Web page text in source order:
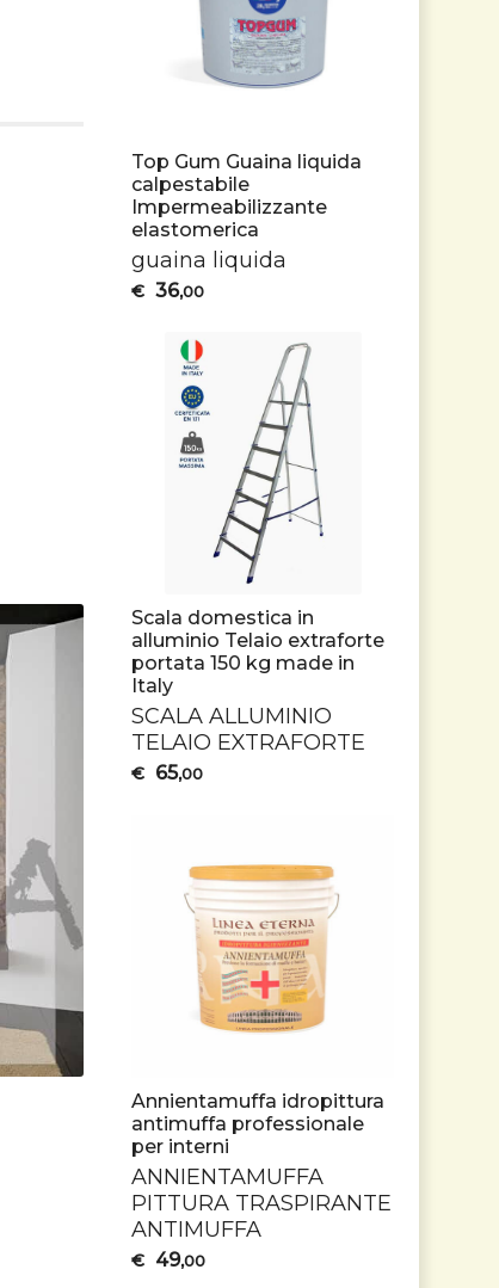
Top Gum Guaina liquida
calpestabile
Impermeabilizzante
elastomerica
guaina liquida
€ 36,00
Scala domestica in
alluminio Telaio extraforte
portata 150 kg made in
Italy
SCALA ALLUMINIO
TELAIO EXTRAFORTE
€ 65,00
Annientamuffa idropittura
antimuffa professionale
per interni
ANNIENTAMUFFA
PITTURA TRASPIRANTE
ANTIMUFFA
€ 49,00